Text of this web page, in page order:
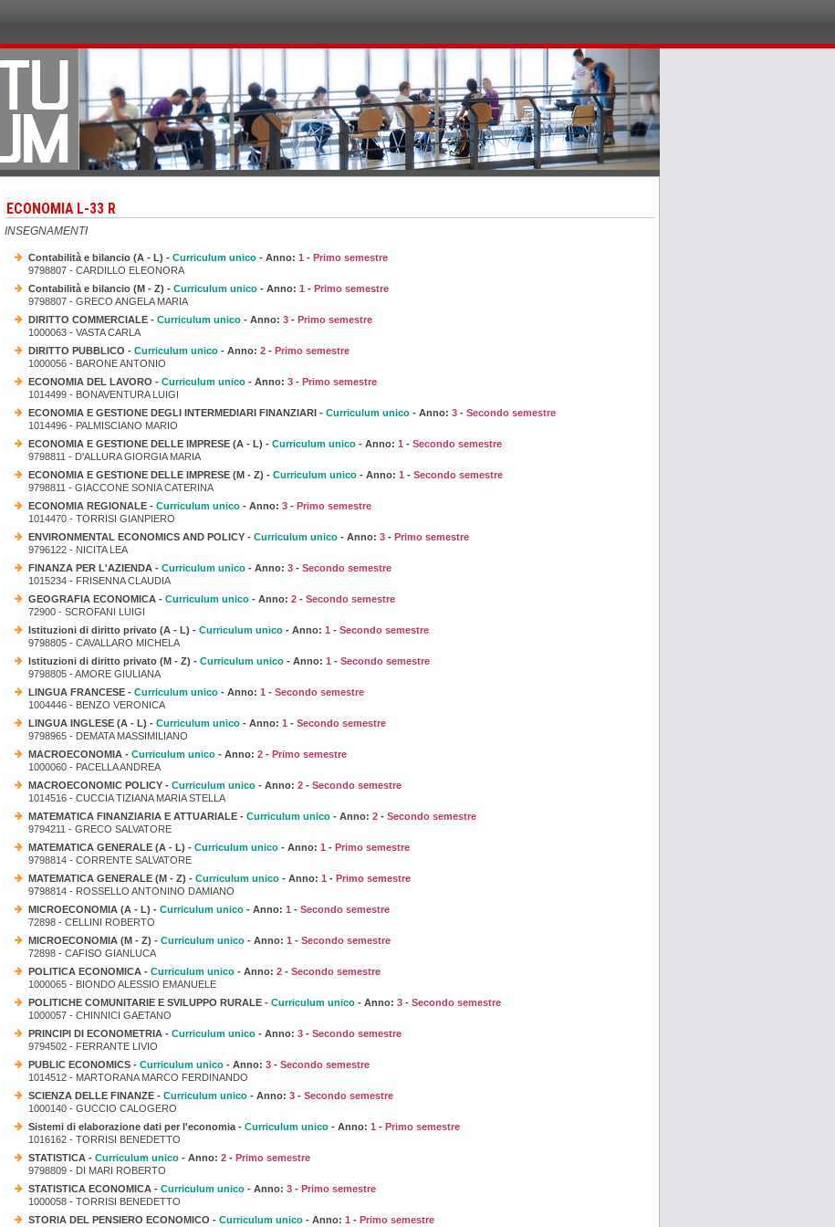
ECONOMIA L-33 R
INSEGNAMENTI
Contabilità e bilancio (A - L) - Curriculum unico - Anno: 1 - Primo semestre
9798807 - CARDILLO ELEONORA
Contabilità e bilancio (M - Z) - Curriculum unico - Anno: 1 - Primo semestre
9798807 - GRECO ANGELA MARIA
DIRITTO COMMERCIALE - Curriculum unico - Anno: 3 - Primo semestre
1000063 - VASTA CARLA
DIRITTO PUBBLICO - Curriculum unico - Anno: 2 - Primo semestre
1000056 - BARONE ANTONIO
ECONOMIA DEL LAVORO - Curriculum unico - Anno: 3 - Primo semestre
1014499 - BONAVENTURA LUIGI
ECONOMIA E GESTIONE DEGLI INTERMEDIARI FINANZIARI - Curriculum unico - Anno: 3 - Secondo semestre
1014496 - PALMISCIANO MARIO
ECONOMIA E GESTIONE DELLE IMPRESE (A - L) - Curriculum unico - Anno: 1 - Secondo semestre
9798811 - D'ALLURA GIORGIA MARIA
ECONOMIA E GESTIONE DELLE IMPRESE (M - Z) - Curriculum unico - Anno: 1 - Secondo semestre
9798811 - GIACCONE SONIA CATERINA
ECONOMIA REGIONALE - Curriculum unico - Anno: 3 - Primo semestre
1014470 - TORRISI GIANPIERO
ENVIRONMENTAL ECONOMICS AND POLICY - Curriculum unico - Anno: 3 - Primo semestre
9796122 - NICITA LEA
FINANZA PER L'AZIENDA - Curriculum unico - Anno: 3 - Secondo semestre
1015234 - FRISENNA CLAUDIA
GEOGRAFIA ECONOMICA - Curriculum unico - Anno: 2 - Secondo semestre
72900 - SCROFANI LUIGI
Istituzioni di diritto privato (A - L) - Curriculum unico - Anno: 1 - Secondo semestre
9798805 - CAVALLARO MICHELA
Istituzioni di diritto privato (M - Z) - Curriculum unico - Anno: 1 - Secondo semestre
9798805 - AMORE GIULIANA
LINGUA FRANCESE - Curriculum unico - Anno: 1 - Secondo semestre
1004446 - BENZO VERONICA
LINGUA INGLESE (A - L) - Curriculum unico - Anno: 1 - Secondo semestre
9798965 - DEMATA MASSIMILIANO
MACROECONOMIA - Curriculum unico - Anno: 2 - Primo semestre
1000060 - PACELLA ANDREA
MACROECONOMIC POLICY - Curriculum unico - Anno: 2 - Secondo semestre
1014516 - CUCCIA TIZIANA MARIA STELLA
MATEMATICA FINANZIARIA E ATTUARIALE - Curriculum unico - Anno: 2 - Secondo semestre
9794211 - GRECO SALVATORE
MATEMATICA GENERALE (A - L) - Curriculum unico - Anno: 1 - Primo semestre
9798814 - CORRENTE SALVATORE
MATEMATICA GENERALE (M - Z) - Curriculum unico - Anno: 1 - Primo semestre
9798814 - ROSSELLO ANTONINO DAMIANO
MICROECONOMIA (A - L) - Curriculum unico - Anno: 1 - Secondo semestre
72898 - CELLINI ROBERTO
MICROECONOMIA (M - Z) - Curriculum unico - Anno: 1 - Secondo semestre
72898 - CAFISO GIANLUCA
POLITICA ECONOMICA - Curriculum unico - Anno: 2 - Secondo semestre
1000065 - BIONDO ALESSIO EMANUELE
POLITICHE COMUNITARIE E SVILUPPO RURALE - Curriculum unico - Anno: 3 - Secondo semestre
1000057 - CHINNICI GAETANO
PRINCIPI DI ECONOMETRIA - Curriculum unico - Anno: 3 - Secondo semestre
9794502 - FERRANTE LIVIO
PUBLIC ECONOMICS - Curriculum unico - Anno: 3 - Secondo semestre
1014512 - MARTORANA MARCO FERDINANDO
SCIENZA DELLE FINANZE - Curriculum unico - Anno: 3 - Secondo semestre
1000140 - GUCCIO CALOGERO
Sistemi di elaborazione dati per l'economia - Curriculum unico - Anno: 1 - Primo semestre
1016162 - TORRISI BENEDETTO
STATISTICA - Curriculum unico - Anno: 2 - Primo semestre
9798809 - DI MARI ROBERTO
STATISTICA ECONOMICA - Curriculum unico - Anno: 3 - Primo semestre
1000058 - TORRISI BENEDETTO
STORIA DEL PENSIERO ECONOMICO - Curriculum unico - Anno: 1 - Primo semestre